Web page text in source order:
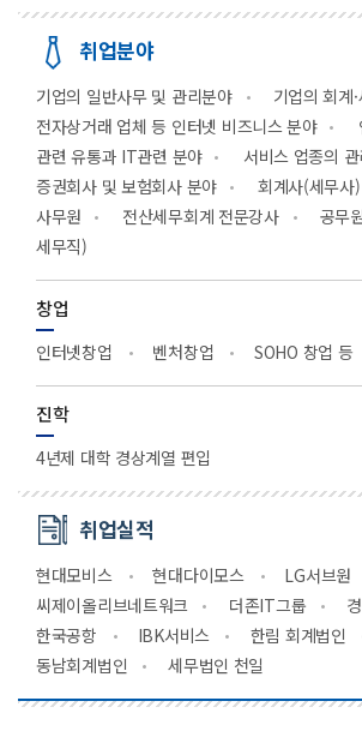
취업분야
기업의 일반사무 및 관리분야
기업의 회계
전자상거래 업체 등 인터넷 비즈니스 분야
관련 유통과 IT관련 분야
서비스 업종의 관
증권회사 및 보험회사 분야
회계사(세무사
사무원
전산세무회계 전문강사
공무
세무직)
창업
인터넷창업 벤처창업 SOHO 창업 등
진학
4년제 대학 경상계열 편입
취업실적
현대모비스 현대다이모스 LG서브원
씨제이올리브네트워크
더존IT그룹
한국공항
IBK서비스
한림 회계법인
동남회계법인
세무법인 천일